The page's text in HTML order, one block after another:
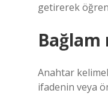
getirerek
Bağlam
Anahtar
ifadenin veya